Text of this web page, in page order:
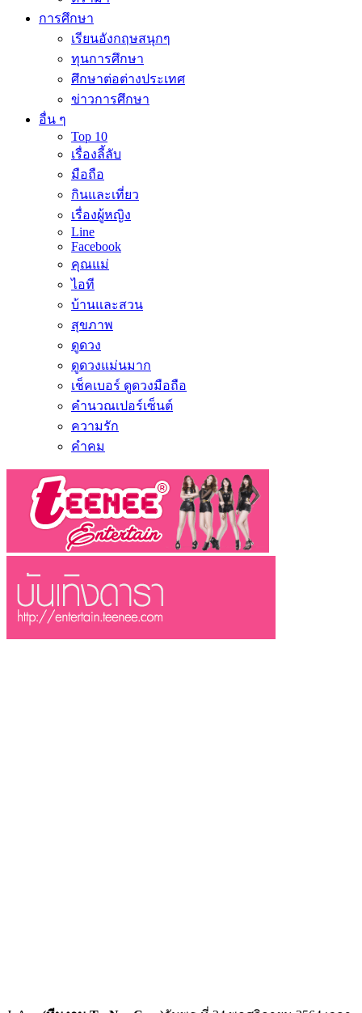
การศึกษา
เรียนอังกฤษสนุกๆ
ทุนการศึกษา
ศึกษาต่อต่างประเทศ
ข่าวการศึกษา
อื่น ๆ
Top 10
เรื่องลี้ลับ
มือถือ
กินและเที่ยว
เรื่องผู้หญิง
Line
Facebook
คุณแม่
ไอที
บ้านและสวน
สุขภาพ
ดูดวง
ดูดวงแม่นมาก
เช็คเบอร์ ดูดวงมือถือ
คำนวณเปอร์เซ็นต์
ความรัก
คำคม